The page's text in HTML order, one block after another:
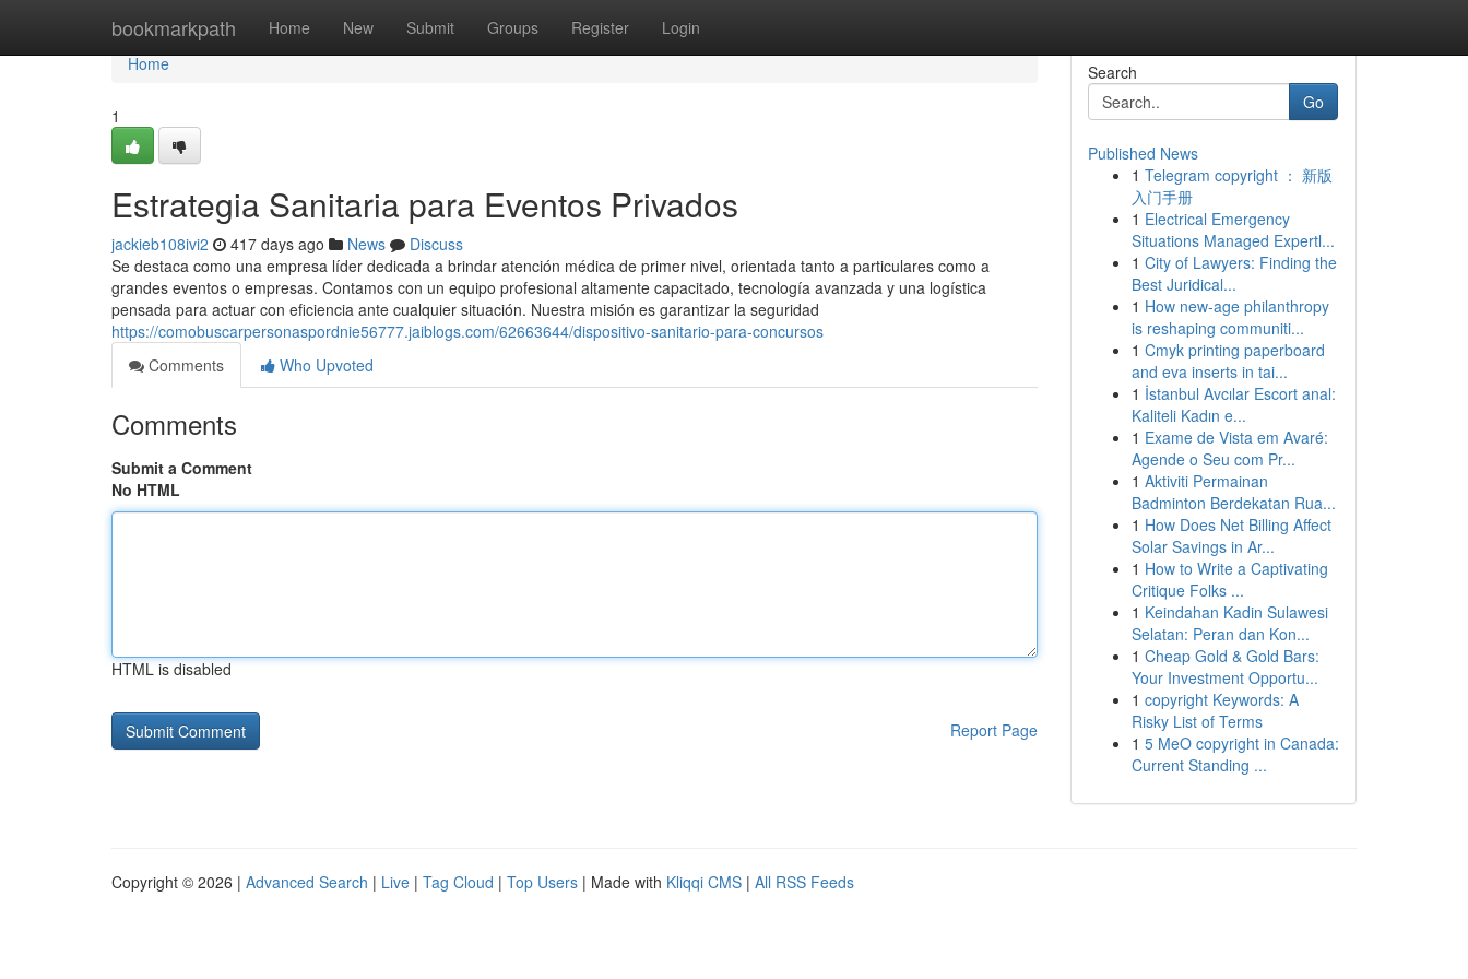
bookmarkpath Home New Submit Groups Register Login
Home
Home
1
Estrategia Sanitaria para Eventos Privados
jackieb108ivi2 417 days ago News
Discuss
Se destaca como una empresa líder dedicada a brindar atención médica de primer nivel, orientada tanto a particulares como a
grandes eventos o empresas. Contamos con un equipo profesional altamente capacitado, tecnología avanzada y una logística
pensada para actuar con eficiencia ante cualquier situación. Nuestra misión es garantizar la seguridad
https://comobuscarpersonaspordnie56777.jaiblogs.com/62663644/dispositivo-sanitario-para-concursos
Comments
Who Upvoted
Comments
Submit a Comment
No HTML
HTML is disabled
Report Page
Search
Go
Published News
1 Telegram copyright ： 新版
入门手册
1 Electrical Emergency
Situations Managed Expertl...
1 City of Lawyers: Finding the
Best Juridical...
1 How new-age philanthropy
is reshaping communiti...
1 Cmyk printing paperboard
and eva inserts in tai...
1 İstanbul Avcılar Escort anal:
Kaliteli Kadın e...
1 Exame de Vista em Avaré:
Agende o Seu com Pr...
1 Aktiviti Permainan
Badminton Berdekatan Rua...
1 How Does Net Billing Affect
Solar Savings in Ar...
1 How to Write a Captivating
Critique Folks ...
1 Keindahan Kadin Sulawesi
Selatan: Peran dan Kon...
1 Cheap Gold & Gold Bars:
Your Investment Opportu...
1 copyright Keywords: A
Risky List of Terms
1 5 MeO copyright in Canada:
Current Standing ...
Copyright © 2026 | Advanced Search | Live | Tag Cloud | Top Users | Made with Kliqqi CMS | All RSS Feeds